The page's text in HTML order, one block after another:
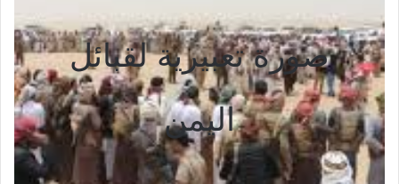
صورة تعبيرية لقبائل
اليمن